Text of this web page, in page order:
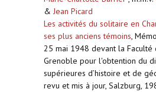
& Jean Picard
Les activités du solitaire en
ses plus anciens témoins,
25 mai 1948 devant la Faculté
Grenoble pour l'obtention du
supérieures d’histoire et de
revu et mis à jour, Salzburg,